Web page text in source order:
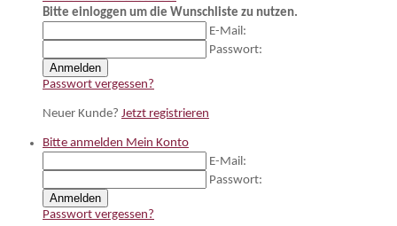
Bitte einloggen um die Wunschliste zu nutzen.
E-Mail:
Passwort:
Anmelden
Passwort vergessen?
Neuer Kunde? Jetzt registrieren
Bitte anmelden Mein Konto
E-Mail:
Passwort:
Anmelden
Passwort vergessen?